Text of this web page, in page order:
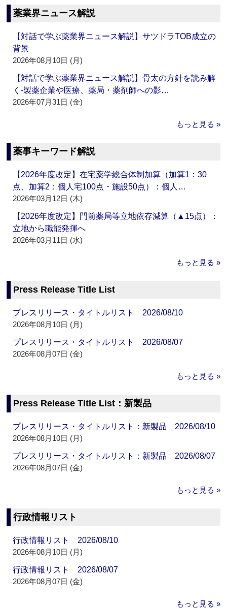
薬業界ニュース解説
【対話で学ぶ薬業界ニュース解説】サツドラTOB成立の
背景
2026年08月10日 (月)
【対話で学ぶ薬業界ニュース解説】骨太の方針を読み解
く‐製薬企業や医療、薬局・薬剤師への影…
2026年07月31日 (金)
もっと見る »
薬事キーワード解説
【2026年度改定】在宅薬学総合体制加算（加算1：30
点、加算2：個人宅100点・施設50点）：個人…
2026年03月12日 (木)
【2026年度改定】門前薬局等立地依存減算（▲15点）：
立地から職能発揮へ
2026年03月11日 (水)
もっと見る »
Press Release Title List
プレスリリース・タイトルリスト 2026/08/10
2026年08月10日 (月)
プレスリリース・タイトルリスト 2026/08/07
2026年08月07日 (金)
もっと見る »
Press Release Title List：新製品
プレスリリース・タイトルリスト：新製品 2026/08/10
2026年08月10日 (月)
プレスリリース・タイトルリスト：新製品 2026/08/07
2026年08月07日 (金)
もっと見る »
行政情報リスト
行政情報リスト 2026/08/10
2026年08月10日 (月)
行政情報リスト 2026/08/07
2026年08月07日 (金)
もっと見る »